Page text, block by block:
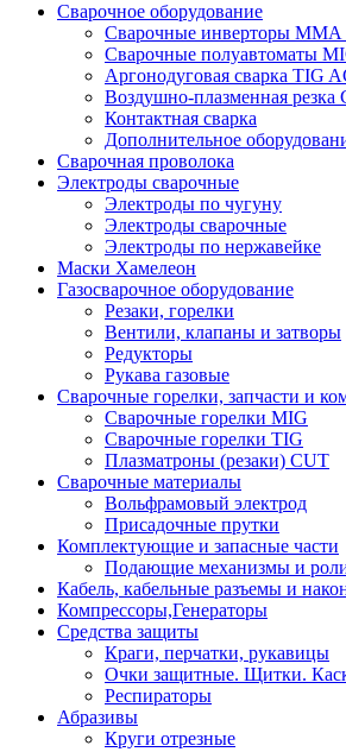
Сварочное оборудование
Сварочные инверторы ММА
Сварочные полуавтоматы
Аргонодуговая сварка TIG
Воздушно-плазменная резка
Контактная сварка
Дополнительное
Сварочная проволока
Электроды сварочные
Электроды по чугуну
Электроды сварочные
Электроды по нержавейке
Маски Хамелеон
Газосварочное оборудование
Резаки, горелки
Вентили, клапаны и затворы
Редукторы
Рукава газовые
Сварочные горелки, запчасти и
Сварочные горелки MIG
Сварочные горелки TIG
Плазматроны (резаки) CUT
Сварочные материалы
Вольфрамовый электрод
Присадочные прутки
Комплектующие и запасные части
Подающие механизмы и
Кабель, кабельные разъемы и
Компрессоры,Генераторы
Средства защиты
Краги, перчатки, рукавицы
Очки защитные. Щитки.
Респираторы
Абразивы
Круги отрезные